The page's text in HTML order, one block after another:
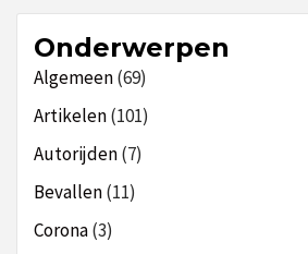
Onderwerpen
Algemeen(69)
Artikelen(101)
Autorijden(7)
Bevallen(11)
Corona(3)